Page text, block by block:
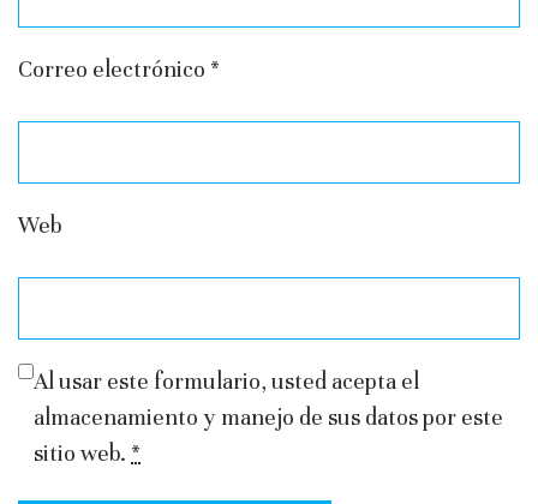
Correo electrónico *
Web
Al usar este formulario, usted acepta el
almacenamiento y manejo de sus datos por este
sitio web. *